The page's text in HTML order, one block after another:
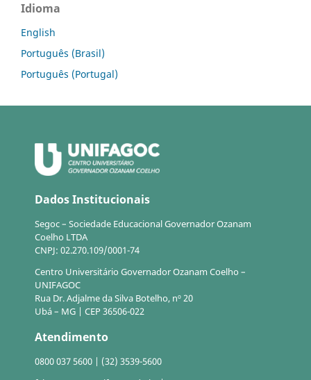
Idioma
English
Português (Brasil)
Português (Portugal)
Dados Institucionais
Segoc – Sociedade Educacional Governador Ozanam
Coelho LTDA
CNPJ: 02.270.109/0001-74
Centro Universitário Governador Ozanam Coelho –
UNIFAGOC
Rua Dr. Adjalme da Silva Botelho, nº 20
Ubá – MG | CEP 36506-022
Atendimento
0800 037 5600 | (32) 3539-5600